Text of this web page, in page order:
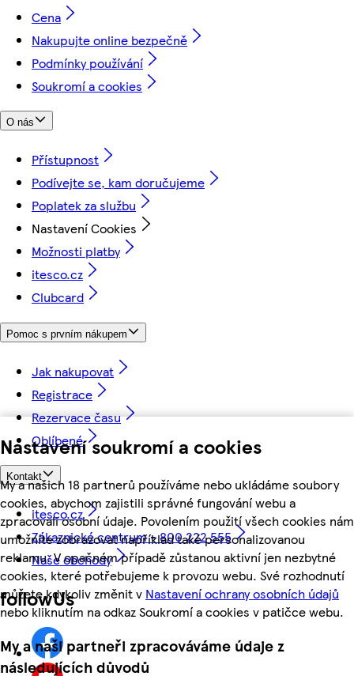
Nastavení soukromí a cookies
My a našich 18 partnerů používáme nebo ukládáme soubory
cookies, abychom zajistili správné fungování webu a
zpracovali osobní údaje. Povolením použití všech cookies nám
umožníte zobrazovat například také personalizovanou
reklamu. V opačném případě zůstanou aktivní jen nezbytné
cookies, které potřebujeme k provozu webu. Své rozhodnutí
můžete kdykoliv změnit v Nastavení ochrany osobních údajů
nebo kliknutím na odkaz Soukromí a cookies v patičce webu.
My a naši partneři zpracováváme údaje z
následujících důvodů
Cena
Nakupujte online bezpečně
Podmínky používání
Soukromí a cookies
O nás
Přístupnost
Podívejte se, kam doručujeme
Poplatek za službu
Nastavení Cookies
Možnosti platby
itesco.cz
Clubcard
Pomoc s prvním nákupem
Jak nakupovat
Registrace
Rezervace času
Oblíbené
Kontakt
itesco.cz
Zákaznické centrum - 800 222 555
Naše obchody
followUs